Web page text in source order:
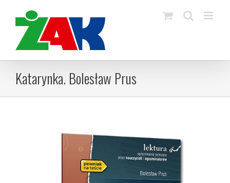
content
Katarynka. Bolesław Prus